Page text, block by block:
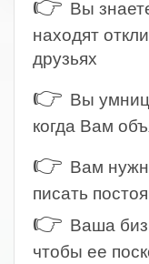
👉 Вы
находят
друзьях
👉 Вы
когда Вам
👉 Вам
писать
👉 Ваша
чтобы ее